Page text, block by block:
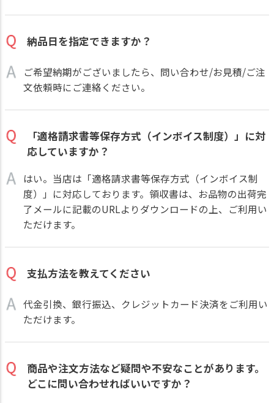
納品日を指定できますか？
ご希望納期がございましたら、問い合わせ/お見積/ご注
文依頼時にご連絡ください。
「適格請求書等保存方式（インボイス制度）」に対
応していますか？
はい。当店は「適格請求書等保存方式（インボイス制
度）」に対応しております。領収書は、お品物の出荷完
了メールに記載のURLよりダウンロードの上、ご利用い
ただけます。
支払方法を教えてください
代金引換、銀行振込、クレジットカード決済をご利用い
ただけます。
商品や注文方法など疑問や不安なことがあります。
どこに問い合わせればいいですか？